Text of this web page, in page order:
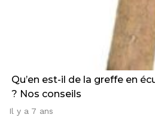
Qu’en est-il de la greffe en
? Nos conseils
Il y a 7 ans